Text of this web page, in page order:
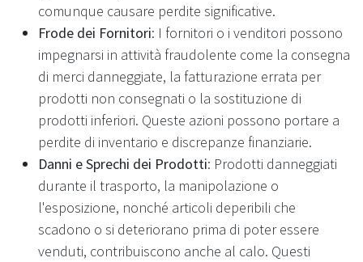
comunque causare perdite significative.
Frode dei Fornitori: I fornitori o i venditori possono
impegnarsi in attività fraudolente come la consegna
di merci danneggiate, la fatturazione errata per
prodotti non consegnati o la sostituzione di
prodotti inferiori. Queste azioni possono portare a
perdite di inventario e discrepanze finanziarie.
Danni e Sprechi dei Prodotti: Prodotti danneggiati
durante il trasporto, la manipolazione o
l'esposizione, nonché articoli deperibili che
scadono o si deteriorano prima di poter essere
venduti, contribuiscono anche al calo. Questi